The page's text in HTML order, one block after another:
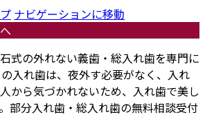
ナビゲーションに移動
式の外れない義歯・総入れ歯を専門に
入れ歯は、夜外す必要がなく、入れ
から気づかれないため、入れ歯で美し
部分入れ歯・総入れ歯の無料相談受付